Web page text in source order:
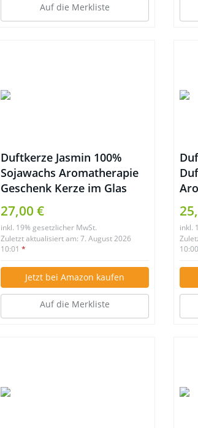
Auf die Merkliste
Duftkerze Jasmin 100%
Sojawachs Aromatherapie
Geschenk Kerze im Glas
60Std
27,00 €
inkl. 19% gesetzlicher MwSt.
Zuletzt aktualisiert am: 7. August 2026
10:01 *
Jetzt bei Amazon kaufen
Auf die Merkliste
inkl.
10:00